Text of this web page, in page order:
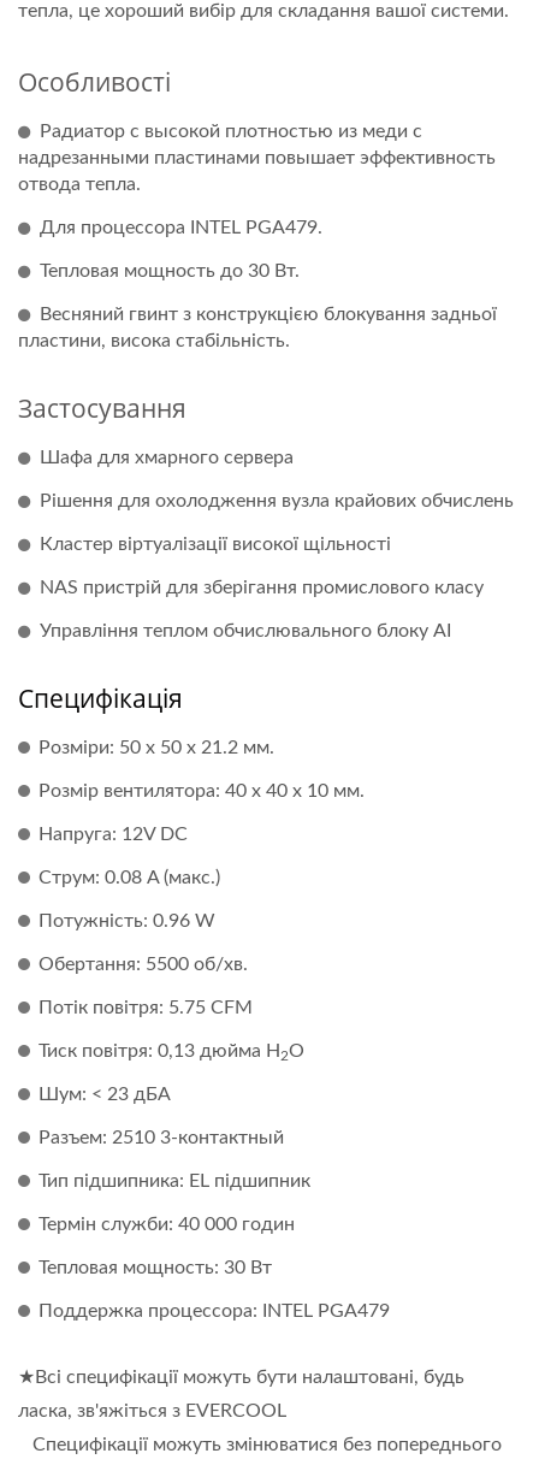
тепла, це хороший вибір для складання вашої системи.
Особливості
Радиатор с высокой плотностью из меди с
надрезанными пластинами повышает эффективность
отвода тепла.
Для процессора INTEL PGA479.
Тепловая мощность до 30 Вт.
Весняний гвинт з конструкцією блокування задньої
пластини, висока стабільність.
Застосування
Шафа для хмарного сервера
Рішення для охолодження вузла крайових обчислень
Кластер віртуалізації високої щільності
NAS пристрій для зберігання промислового класу
Управління теплом обчислювального блоку AI
Специфікація
Розміри: 50 x 50 x 21.2 мм.
Розмір вентилятора: 40 x 40 x 10 мм.
Напруга: 12V DC
Струм: 0.08 A (макс.)
Потужність: 0.96 W
Обертання: 5500 об/хв.
Потік повітря: 5.75 CFM
Тиск повітря: 0,13 дюйма H 2О
Шум: < 23 дБА
Разъем: 2510 3-контактный
Тип підшипника: EL підшипник
Термін служби: 40 000 годин
Тепловая мощность: 30 Вт
Поддержка процессора: INTEL PGA479
★Всі специфікації можуть бути налаштовані, будь
ласка, зв'яжіться з EVERCOOL
Специфікації можуть змінюватися без попереднього